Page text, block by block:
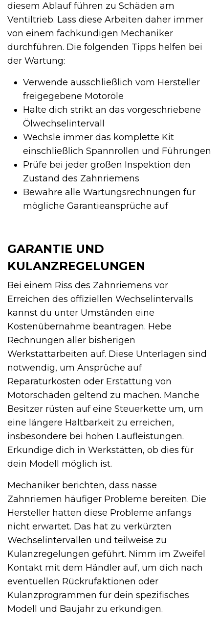
diesem Ablauf führen zu Schäden am
Ventiltrieb. Lass diese Arbeiten daher immer
von einem fachkundigen Mechaniker
durchführen. Die folgenden Tipps helfen bei
der Wartung:
Verwende ausschließlich vom Hersteller
freigegebene Motoröle
Halte dich strikt an das vorgeschriebene
Ölwechselintervall
Wechsle immer das komplette Kit
einschließlich Spannrollen und Führungen
Prüfe bei jeder großen Inspektion den
Zustand des Zahnriemens
Bewahre alle Wartungsrechnungen für
mögliche Garantieansprüche auf
GARANTIE UND
KULANZREGELUNGEN
Bei einem Riss des Zahnriemens vor
Erreichen des offiziellen Wechselintervalls
kannst du unter Umständen eine
Kostenübernahme beantragen. Hebe
Rechnungen aller bisherigen
Werkstattarbeiten auf. Diese Unterlagen sind
notwendig, um Ansprüche auf
Reparaturkosten oder Erstattung von
Motorschäden geltend zu machen. Manche
Besitzer rüsten auf eine Steuerkette um, um
eine längere Haltbarkeit zu erreichen,
insbesondere bei hohen Laufleistungen.
Erkundige dich in Werkstätten, ob dies für
dein Modell möglich ist.
Mechaniker berichten, dass nasse
Zahnriemen häufiger Probleme bereiten. Die
Hersteller hatten diese Probleme anfangs
nicht erwartet. Das hat zu verkürzten
Wechselintervallen und teilweise zu
Kulanzregelungen geführt. Nimm im Zweifel
Kontakt mit dem Händler auf, um dich nach
eventuellen Rückrufaktionen oder
Kulanzprogrammen für dein spezifisches
Modell und Baujahr zu erkundigen.